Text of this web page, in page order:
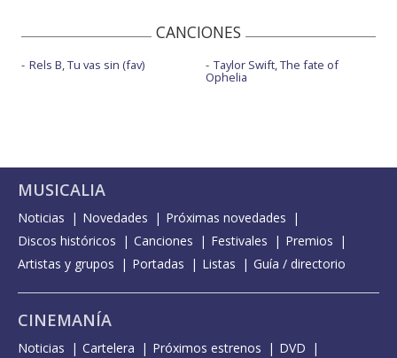
CANCIONES
Rels B, Tu vas sin (fav) Taylor Swift, The fate of
Ophelia
MUSICALIA
Noticias Novedades
Próximas novedades
Discos históricos
Canciones Festivales
Premios
Artistas y grupos
Portadas Listas Guía / directorio
CINEMANÍA
Noticias Cartelera Próximos estrenos
DVD